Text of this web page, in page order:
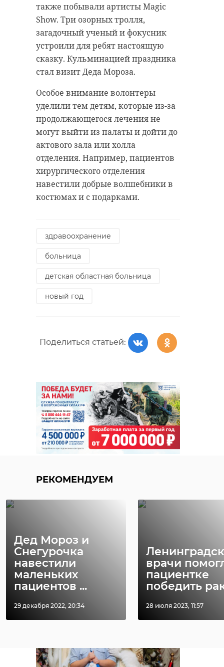
также побывали артисты Magic
Show. Три озорных тролля,
загадочный ученый и фокусник
устроили для ребят настоящую
сказку. Кульминацией праздника
стал визит Деда Мороза.
Особое внимание волонтеры
уделили тем детям, которые из-за
продолжающегося лечения не
могут выйти из палаты и дойти до
актового зала или холла
отделения. Например, пациентов
хирургического отделения
навестили добрые волшебники в
костюмах и с подарками.
здравоохранение
больница
детская областная больница
новый год
Поделиться статьей:
РЕКОМЕНДУЕМ
Дед Мороз и
Снегурочка
навестили
маленьких
пациентов ...
29 декабря 2022, 20:34
врачи
пациентке
победить
28 июля 2023, 11:57